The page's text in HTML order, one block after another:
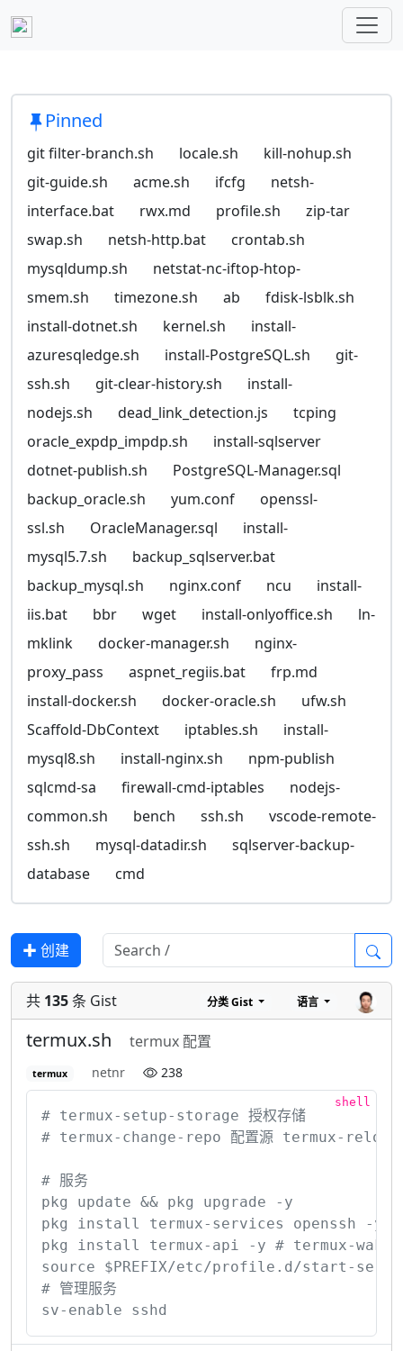
Pinned
git filter-branch.sh locale.sh
kill-nohup.sh
git-guide.sh
acme.sh ifcfg
netsh-
interface.bat
rwx.md profile.sh
zip-tar
swap.sh
netsh-http.bat
crontab.sh
mysqldump.sh
netstat-nc-iftop-htop-
smem.sh
timezone.sh ab
fdisk-lsblk.sh
install-dotnet.sh
kernel.sh
install-
azuresqledge.sh
install-PostgreSQL.sh
git-
ssh.sh
git-clear-history.sh
install-
nodejs.sh
dead_link_detection.js
tcping
oracle_expdp_impdp.sh
install-sqlserver
dotnet-publish.sh
PostgreSQL-Manager.sql
backup_oracle.sh
yum.conf
openssl-
ssl.sh
OracleManager.sql
install-
mysql5.7.sh
backup_sqlserver.bat
backup_mysql.sh
nginx.conf ncu
install-
iis.bat
bbr wget install-onlyoffice.sh
ln-
mklink
docker-manager.sh
nginx-
proxy_pass
aspnet_regiis.bat
frp.md
install-docker.sh
docker-oracle.sh
ufw.sh
Scaffold-DbContext
iptables.sh
install-
mysql8.sh
install-nginx.sh
npm-publish
sqlcmd-sa
firewall-cmd-iptables
nodejs-
common.sh
bench ssh.sh
vscode-remote-
ssh.sh
mysql-datadir.sh
sqlserver-backup-
database
cmd
✚ 创建
共 135条 Gist 分类Gist 语言
termux.sh termux 配置
termux netnr 238
# termux-setup-storage 授权存储
# termux-change-repo 配置源 termux-
# 服务
pkg update && pkg upgrade -y
pkg install termux-services openssh -y #
pkg install termux-api -y # termux-wake-
source $PREFIX/etc/profile.d/start-
# 管理服务
sv-enable sshd